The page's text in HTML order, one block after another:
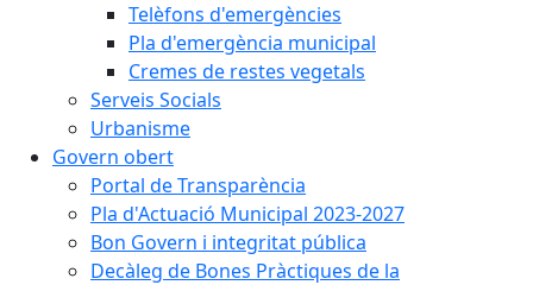
Telèfons d'emergències
Pla d'emergència municipal
Cremes de restes vegetals
Serveis Socials
Urbanisme
Govern obert
Portal de Transparència
Pla d'Actuació Municipal 2023-2027
Bon Govern i integritat pública
Decàleg de Bones Pràctiques de la